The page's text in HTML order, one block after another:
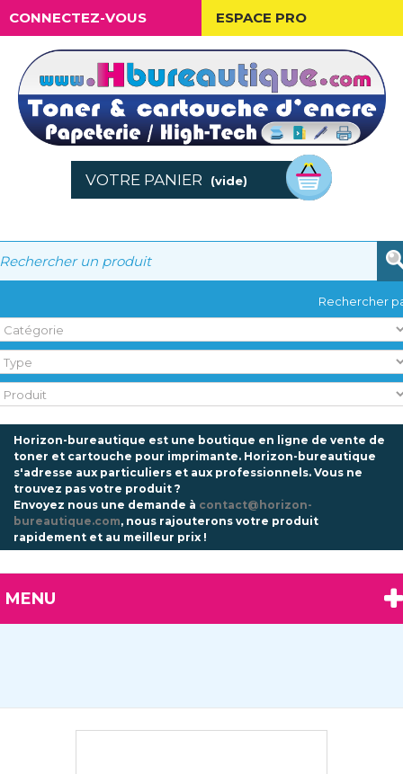
CONNECTEZ-VOUS ESPACE PRO
VOTRE PANIER (vide)
Rechercher
Horizon-bureautique est une boutique en ligne de vente de
toner et cartouche pour imprimante. Horizon-bureautique
s'adresse aux particuliers et aux professionnels. Vous ne
trouvez pas votre produit ?
Envoyez nous une demande à contact@horizon-
bureautique.com, nous rajouterons votre produit
rapidement et au meilleur prix !
MENU